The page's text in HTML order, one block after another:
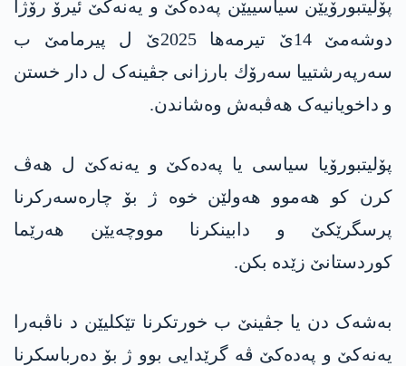
پۆلیتبورۆیێن سیاسییێن په‌ده‌كێ و یه‌نه‌كێ ئیرۆ رۆژا
دوشەمێ 14ێ تیرمەها 2025ێ ل پیرمامێ ب
سه‌رپه‌رشتییا سه‌رۆك بارزانی جڤینەک ل دار خستن
و داخویانیەک هەڤبەش وەشاندن.
پۆلیتبورۆیا سیاسی یا په‌ده‌كێ و یه‌نه‌كێ ل هەڤ
کرن کو هەموو هەولێن خوە ژ بۆ چارەسەرکرنا
پرسگرێکێ و دابینکرنا مووچەیێن هەرێما
کوردستانێ زێدە بکن.
بەشەک دن یا جڤینێ ب خورتکرنا تێکلیێن د ناڤبەرا
یه‌نه‌كێ و په‌ده‌كێ ڤە گرێدایی بوو ژ بۆ دەرباسکرنا